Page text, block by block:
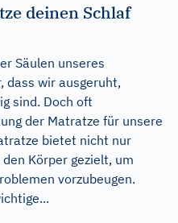
deinen Schlaf
Säulen unseres
dass wir ausgeruht,
sind. Doch oft
der Matratze für unsere
bietet nicht nur
Körper gezielt, um
vorzubeugen.